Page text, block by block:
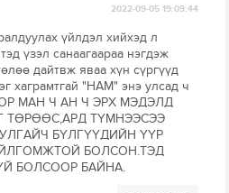
2022-09-05 19:09:44
үйлдэл хийхэд л
үзэл санаагаараа нэгдэж
дайтвж яваа хүн сүргүүд
хаграмтгай "НАМ" энэ улсад ч
МАН Ч АН Ч ЭРХ МЭДЭЛД
ТӨРӨӨС,АРД ТҮМНЭЭСЭЭ
БҮЛГҮҮДИЙН ҮҮР
БОЛСОН.ТЭД
БОЛСООР БАЙНА.